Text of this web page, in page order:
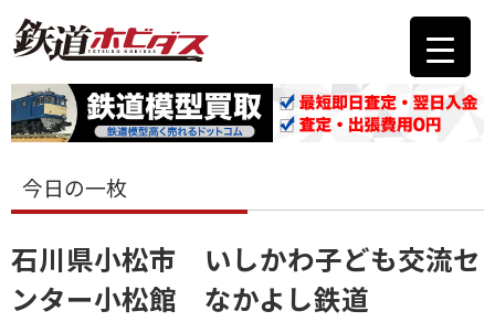
今日の一枚
石川県小松市 いしかわ子ども交流セ
ンター小松館 なかよし鉄道